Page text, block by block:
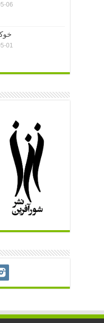
06
01